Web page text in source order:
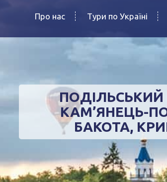
Про нас Тури по Україні
ПОДІЛЬСЬКИЙ
КАМ’ЯНЕЦЬ-
БАКОТА,